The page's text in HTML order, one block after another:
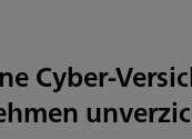
Cyber-